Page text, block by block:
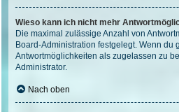
Wieso kann ich nicht mehr
Die maximal zulässige Anzahl von
Board-Administration festgelegt. Wenn du
Antwortmöglichkeiten als zugelassen zu
Administrator.
Nach oben